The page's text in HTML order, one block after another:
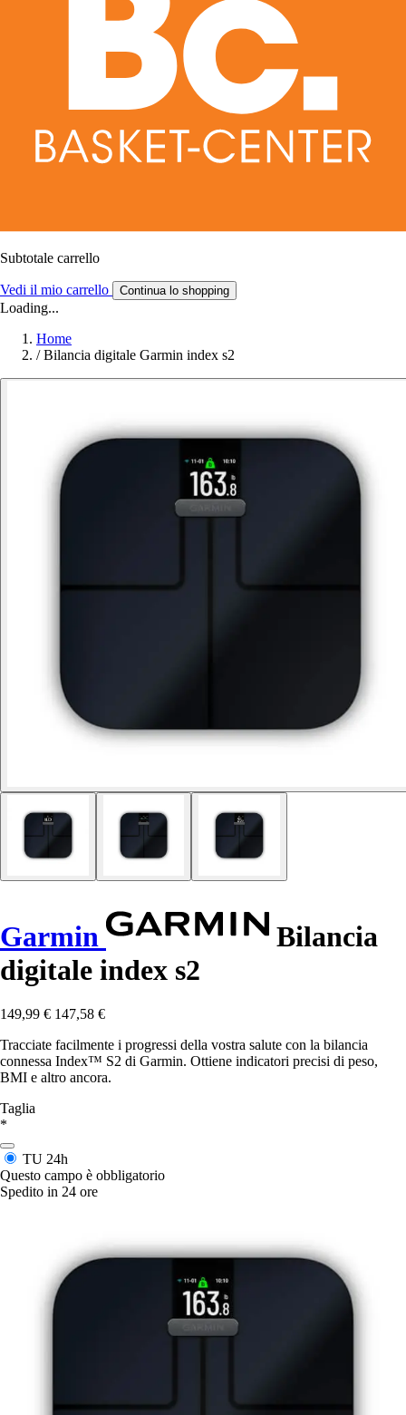
Subtotale carrello
Vedi il mio carrello Continua lo shopping
Loading...
Home
/ Bilancia digitale Garmin index s2
Garmin
Bilancia
digitale index s2
149,99 € 147,58 €
Tracciate facilmente i progressi della vostra salute con la bilancia
connessa Index™ S2 di Garmin. Ottiene indicatori precisi di peso,
BMI e altro ancora.
Taglia
*
TU 24h
Questo campo è obbligatorio
Spedito in 24 ore